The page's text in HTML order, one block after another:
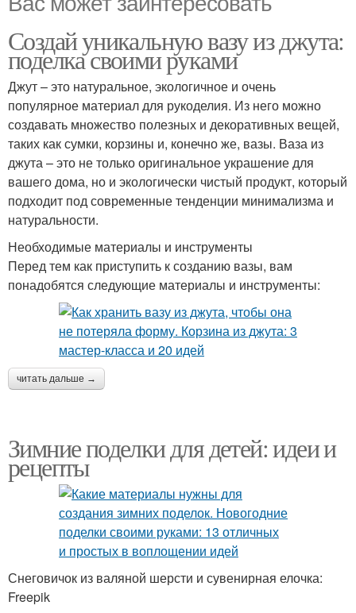
Создай уникальную вазу из джута:
поделка своими руками
Джут – это натуральное, экологичное и очень
популярное материал для рукоделия. Из него можно
создавать множество полезных и декоративных вещей,
таких как сумки, корзины и, конечно же, вазы. Ваза из
джута – это не только оригинальное украшение для
вашего дома, но и экологически чистый продукт, который
подходит под современные тенденции минимализма и
натуральности.
Необходимые материалы и инструменты
Перед тем как приступить к созданию вазы, вам
понадобятся следующие материалы и инструменты:
читать дальше →
Зимние поделки для детей: идеи и
рецепты
Снеговичок из валяной шерсти и сувенирная елочка:
Freepik